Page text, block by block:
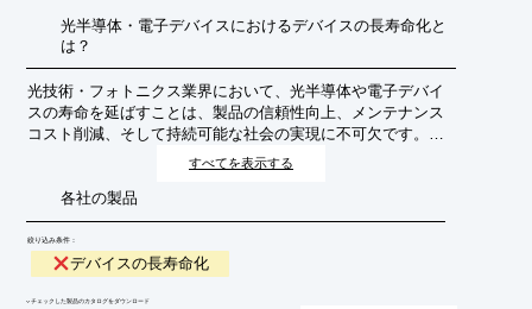
光半導体・電子デバイスにおけるデバイスの長寿命化と
は？
光技術・フォトニクス業界において、光半導体や電子デバイ
スの寿命を延ばすことは、製品の信頼性向上、メンテナンス
コスト削減、そして持続可能な社会の実現に不可欠です。こ
れは、デバイスの性能劣化や故障の原因となる様々な要因を
すべてを表示する
各社の製品
絞り込み条件：
デバイスの長寿命化
​▼チェックした製品のカタログをダウンロード